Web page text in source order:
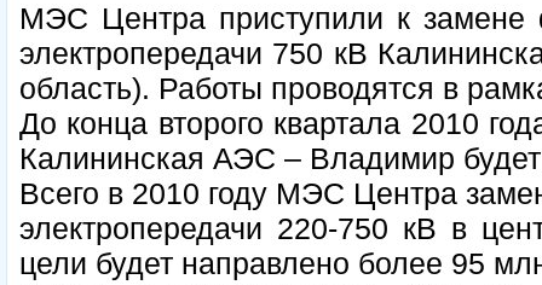
МЭС Центра приступили к
электропередачи 750 кВ
область). Работы проводятся в
До конца второго квартала 2010
Калининская АЭС – Владимир
Всего в 2010 году МЭС Центра
электропередачи 220-750 кВ в
цели будет направлено более 95